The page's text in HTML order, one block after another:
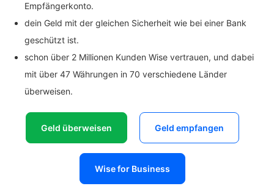
Empfängerkonto.
dein Geld mit der gleichen Sicherheit wie bei einer Bank
geschützt ist.
schon über 2 Millionen Kunden Wise vertrauen, und dabei
mit über 47 Währungen in 70 verschiedene Länder
überweisen.
Geld überweisen Geld empfangen
Wise for Business